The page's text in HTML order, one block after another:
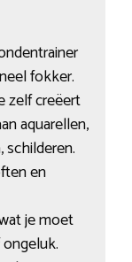
fokker.
zelf creëert
aquarellen,
schilderen.
en
je moet